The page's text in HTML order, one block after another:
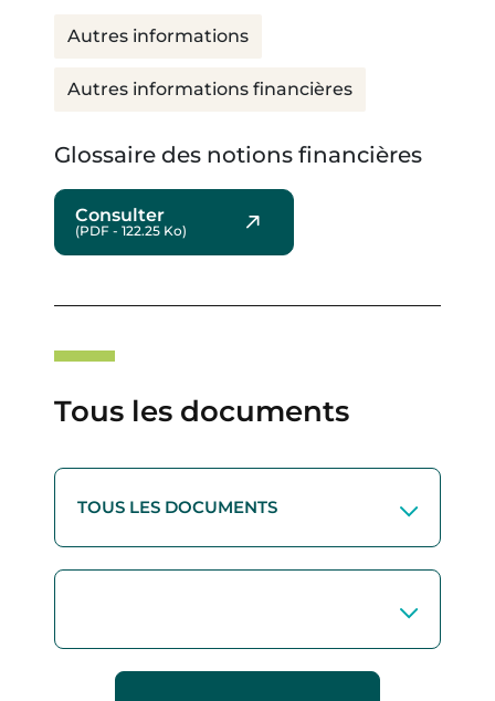
Autres informations
Autres informations financières
Glossaire des notions financières
Consulter
(PDF - 122.25 Ko)
Tous les documents